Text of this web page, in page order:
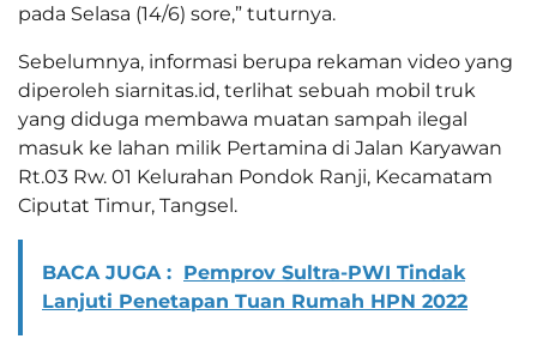
pada Selasa (14/6) sore,” tuturnya.
Sebelumnya, informasi berupa rekaman video yang
diperoleh siarnitas.id, terlihat sebuah mobil truk
yang diduga membawa muatan sampah ilegal
masuk ke lahan milik Pertamina di Jalan Karyawan
Rt.03 Rw. 01 Kelurahan Pondok Ranji, Kecamatam
Ciputat Timur, Tangsel.
BACA JUGA : Pemprov Sultra-PWI Tindak
Lanjuti Penetapan Tuan Rumah HPN 2022